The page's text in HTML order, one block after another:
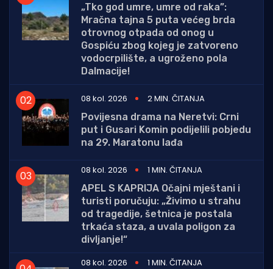
„Tko god umre, umre od raka”:
Mračna tajna 5 puta većeg brda
otrovnog otpada od onog u
Gospiću zbog kojeg je zatvoreno
vodocrpilište, a ugroženo pola
Dalmacije!
08 kol. 2026
2 MIN. ČITANJA
Povijesna drama na Neretvi: Crni
put i Gusari Komin podijelili pobjedu
na 29. Maratonu lađa
08 kol. 2026
1 MIN. ČITANJA
APEL S KAPRIJA Očajni mještani i
turisti poručuju: „Živimo u strahu
od tragedije, šetnica je postala
trkaća staza, a uvala poligon za
divljanje!“
08 kol. 2026
1 MIN. ČITANJA